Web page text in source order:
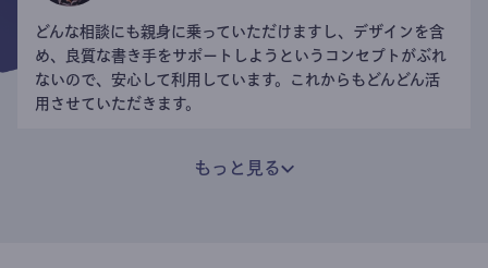
どんな相談にも親身に乗っていただけますし、デザインを含
め、良質な書き手をサポートしようというコンセプトがぶれ
ないので、安心して利用しています。これからもどんどん活
用させていただきます。
もっと見る